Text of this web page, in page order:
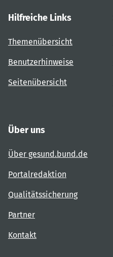
Hilfreiche Links
Themenübersicht
Benutzerhinweise
Seitenübersicht
Über uns
Über gesund.bund.de
Portalredaktion
Qualitätssicherung
Partner
Kontakt